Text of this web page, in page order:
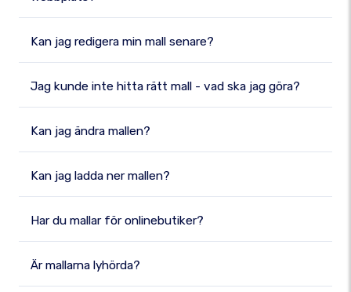
Kan jag redigera min mall senare?
Jag kunde inte hitta rätt mall - vad ska jag göra?
Kan jag ändra mallen?
Kan jag ladda ner mallen?
Har du mallar för onlinebutiker?
Är mallarna lyhörda?